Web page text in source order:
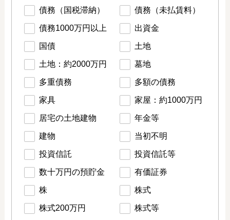
債務（国税滞納） 債務（未払賃料）
債務1000万円以上 出資金
国債 土地
土地：約2000万円 墓地
多重債務 多額の債務
家具 家屋：約1000万円
居宅の土地建物 年金等
建物 当初不明
投資信託 投資信託等
数十万円の預貯金 有価証券
株 株式
株式200万円 株式等